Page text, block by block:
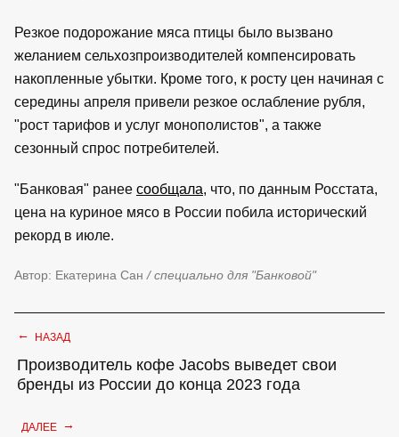
Резкое подорожание мяса птицы было вызвано
желанием сельхозпроизводителей компенсировать
накопленные убытки. Кроме того, к росту цен начиная с
середины апреля привели резкое ослабление рубля,
"рост тарифов и услуг монополистов", а также
сезонный спрос потребителей.
"Банковая" ранее сообщала, что, по данным Росстата,
цена на куриное мясо в России побила исторический
рекорд в июле.
Автор: Екатерина Сан / специально для "Банковой"
← НАЗАД
Производитель кофе Jacobs выведет свои
бренды из России до конца 2023 года
ДАЛЕЕ →